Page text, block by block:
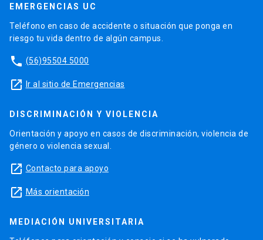
EMERGENCIAS UC
Teléfono en caso de accidente o situación que ponga en
riesgo tu vida dentro de algún campus.
phone (56)95504 5000
launch Ir al sitio de Emergencias
DISCRIMINACIÓN Y VIOLENCIA
Orientación y apoyo en casos de discriminación, violencia de
género o violencia sexual.
launch Contacto para apoyo
launch Más orientación
MEDIACIÓN UNIVERSITARIA